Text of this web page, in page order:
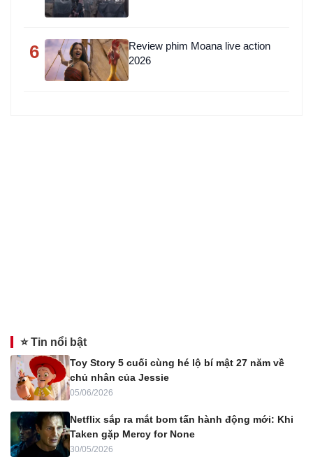
6
Review phim Moana live action
2026
⭐ Tin nổi bật
Toy Story 5 cuối cùng hé lộ bí mật 27 năm về
chủ nhân của Jessie
05/06/2026
Netflix sắp ra mắt bom tấn hành động mới: Khi
Taken gặp Mercy for None
30/05/2026